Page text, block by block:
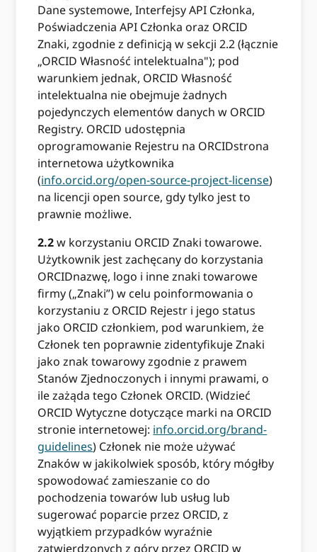
Dane systemowe, Interfejsy API Członka,
Poświadczenia API Członka oraz ORCID
Znaki, zgodnie z definicją w sekcji 2.2 (łącznie
„ORCID Własność intelektualna"); pod
warunkiem jednak, ORCID Własność
intelektualna nie obejmuje żadnych
pojedynczych elementów danych w ORCID
Registry. ORCID udostępnia
oprogramowanie Rejestru na ORCIDstrona
internetowa użytkownika
(info.orcid.org/open-source-project-license)
na licencji open source, gdy tylko jest to
prawnie możliwe.
2.2w korzystaniu ORCID Znaki towarowe.
Użytkownik jest zachęcany do korzystania
ORCIDnazwę, logo i inne znaki towarowe
firmy („Znaki”) w celu poinformowania o
korzystaniu z ORCID Rejestr i jego status
jako ORCID członkiem, pod warunkiem, że
Członek ten poprawnie zidentyfikuje Znaki
jako znak towarowy zgodnie z prawem
Stanów Zjednoczonych i innymi prawami, o
ile zażąda tego Członek ORCID. (Widzieć
ORCID Wytyczne dotyczące marki na ORCID
stronie internetowej: info.orcid.org/brand-
guidelines) Członek nie może używać
Znaków w jakikolwiek sposób, który mógłby
spowodować zamieszanie co do
pochodzenia towarów lub usług lub
sugerować poparcie przez ORCID, z
wyjątkiem przypadków wyraźnie
zatwierdzonych z góry przez ORCID w